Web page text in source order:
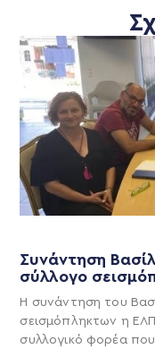
Συνάντηση
σύλλογο
Η συνάντηση του
σεισμόπληκτων η
συλλογικό φορέα